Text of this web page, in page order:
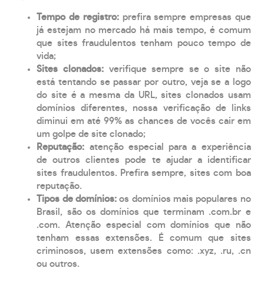
Tempo de registro: prefira sempre empresas que
já estejam no mercado há mais tempo, é comum
que sites fraudulentos tenham pouco tempo de
vida;
Sites clonados: verifique sempre se o site não
está tentando se passar por outro, veja se a logo
do site é a mesma da URL, sites clonados usam
domínios diferentes, nossa verificação de links
diminui em até 99% as chances de vocês cair em
um golpe de site clonado;
Reputação: atenção especial para a experiência
de outros clientes pode te ajudar a identificar
sites fraudulentos. Prefira sempre, sites com boa
reputação.
Tipos de domínios:os domínios mais populares no
Brasil, são os domínios que terminam .com.br e
.com. Atenção especial com domínios que não
tenham essas extensões. É comum que sites
criminosos, usem extensões como: .xyz, .ru, .cn
ou outros.